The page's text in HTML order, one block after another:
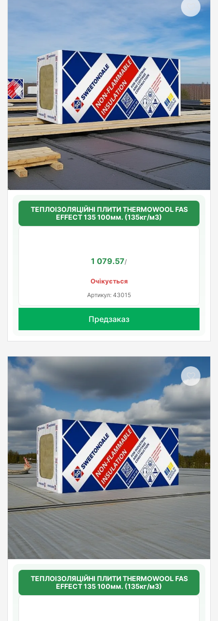
ТЕПЛОІЗОЛЯЦІЙНІ ПЛИТИ THERMOWOOL FAS
EFFECT 135 100мм. (135кг/м3)
1 079.57/
Очікується
Артикул: 43015
Предзаказ
ТЕПЛОІЗОЛЯЦІЙНІ ПЛИТИ THERMOWOOL FAS
EFFECT 135 100мм. (135кг/м3)